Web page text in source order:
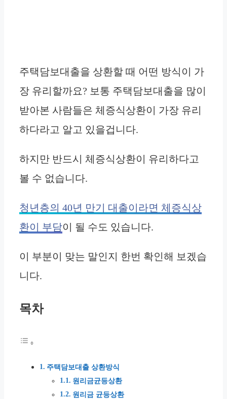
주택담보대출을 상환할 때 어떤 방식이 가
장 유리할까요? 보통 주택담보대출을 많이
받아본 사람들은 체증식상환이 가장 유리
하다라고 알고 있을겁니다.
하지만 반드시 체증식상환이 유리하다고
볼 수 없습니다.
청년층의 40년 만기 대출이라면 체증식상
환이 부담이 될 수도 있습니다.
이 부분이 맞는 말인지 한번 확인해 보겠습
니다.
목차
주택담보대출 상환방식
원리금균등상환
원리금 균등상환